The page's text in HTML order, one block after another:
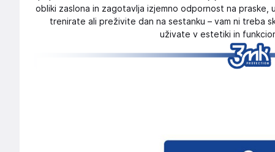
obliki zaslona in zagotavlja izjemno odpornost na
trenirate ali preživite dan na sestanku – vam ni treba
uživate v estetiki in